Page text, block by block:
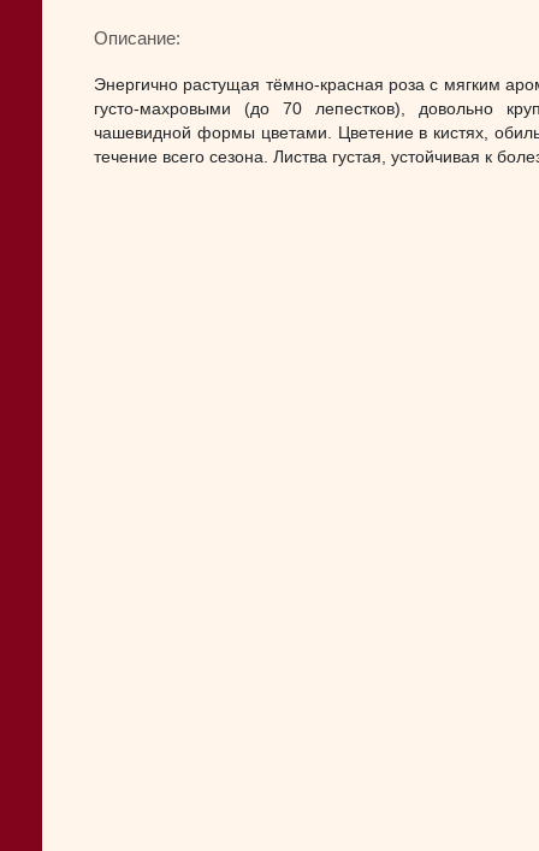
Описание:
Энергично растущая тёмно-красная роза с мягким
густо-махровыми (до 70 лепестков), довольно
чашевидной формы цветами. Цветение в кистях,
течение всего сезона. Листва густая, устойчивая к